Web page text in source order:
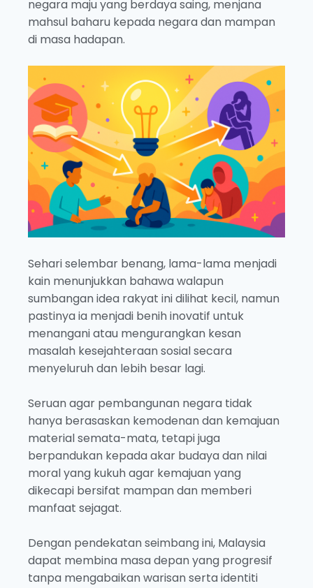
negara maju yang berdaya saing, menjana
mahsul baharu kepada negara dan mampan
di masa hadapan.
Sehari selembar benang, lama-lama menjadi
kain menunjukkan bahawa walapun
sumbangan idea rakyat ini dilihat kecil, namun
pastinya ia menjadi benih inovatif untuk
menangani atau mengurangkan kesan
masalah kesejahteraan sosial secara
menyeluruh dan lebih besar lagi.
Seruan agar pembangunan negara tidak
hanya berasaskan kemodenan dan kemajuan
material semata-mata, tetapi juga
berpandukan kepada akar budaya dan nilai
moral yang kukuh agar kemajuan yang
dikecapi bersifat mampan dan memberi
manfaat sejagat.
Dengan pendekatan seimbang ini, Malaysia
dapat membina masa depan yang progresif
tanpa mengabaikan warisan serta identiti